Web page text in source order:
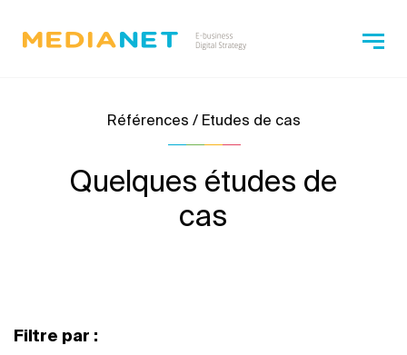
Références / Etudes de cas
Quelques études de
cas
Filtre par :